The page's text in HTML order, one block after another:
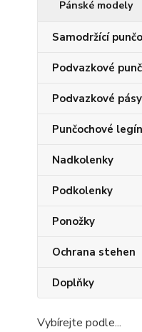
Pánské modely
Samodržící
Podvazkové
Podvazkové pásy
Punčochové
Nadkolenky
Podkolenky
Ponožky
Ochrana stehen
Doplňky
Vybírejte podle...